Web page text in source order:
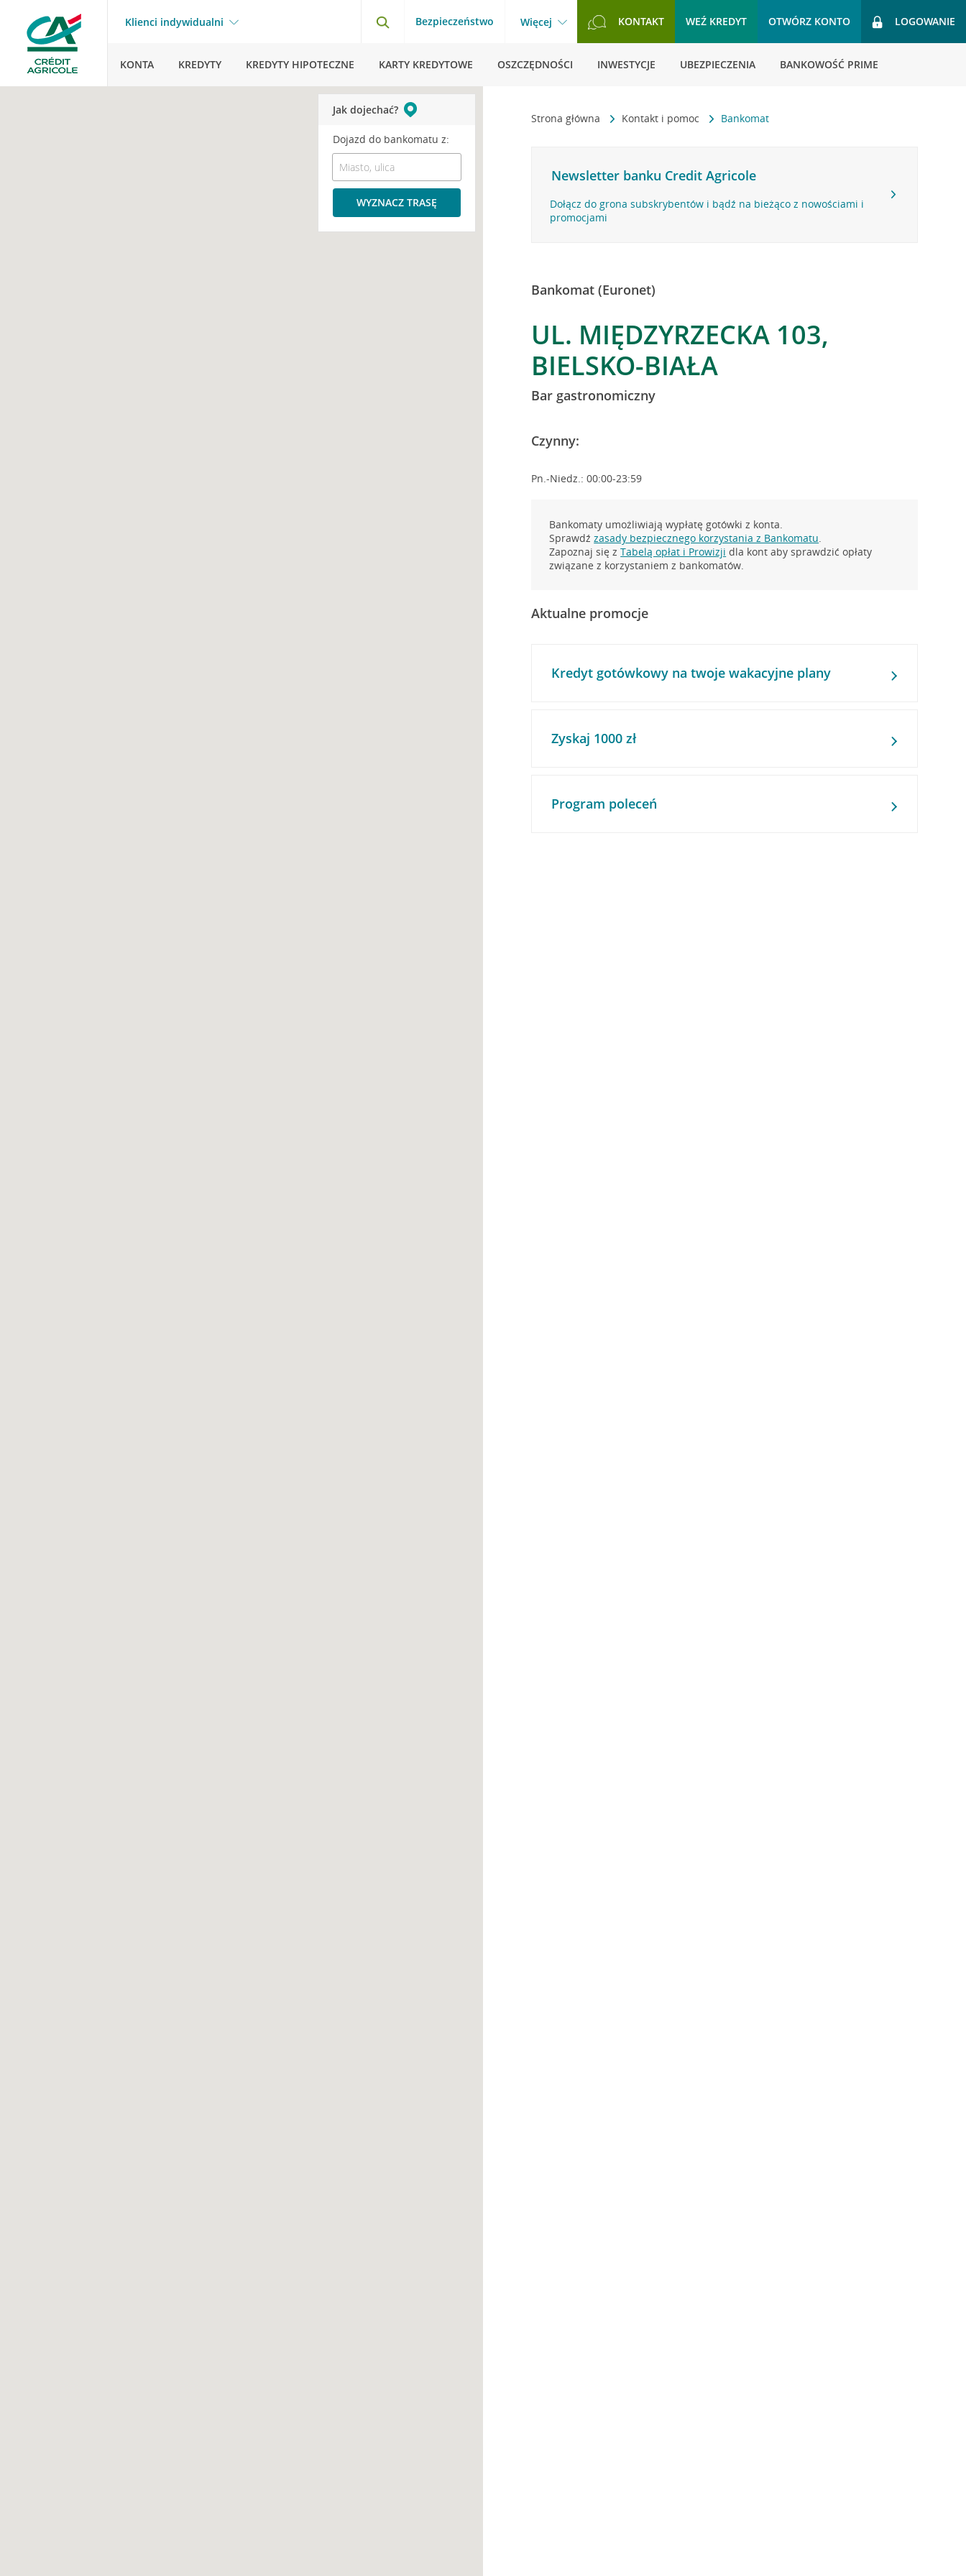
Klienci indywidualni Bezpieczeństwo Więcej KONTAKT WEŹ KREDYT OTWÓRZ KONTO LOGOWANIE
KONTA KREDYTY KREDYTY HIPOTECZNE KARTY KREDYTOWE OSZCZĘDNOŚCI INWESTYCJE UBEZPIECZENIA BANKOWOŚĆ PRIME
Strona główna Kontakt i pomoc Bankomat
Newsletter banku Credit Agricole
Dołącz do grona subskrybentów i bądź na bieżąco z nowościami i
promocjami
Bankomat (Euronet)
UL. MIĘDZYRZECKA 103,
BIELSKO-BIAŁA
Bar gastronomiczny
Czynny:
Pn.-Niedz.: 00:00-23:59
Bankomaty umożliwiają wypłatę gotówki z konta.
Sprawdźzasady bezpiecznego korzystania z Bankomatu.
Zapoznaj się zTabelą opłat i Prowizji dla kont aby sprawdzić opłaty
związane z korzystaniem z bankomatów.
Aktualne promocje
Kredyt gotówkowy na twoje wakacyjne plany
Zyskaj 1000 zł
Program poleceń
Jak dojechać?
Dojazd do bankomatu z:
WYZNACZ TRASĘ